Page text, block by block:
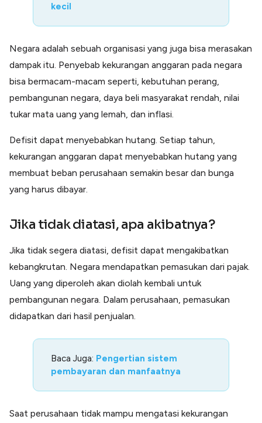
kecil
Negara adalah sebuah organisasi yang juga bisa merasakan
dampak itu. Penyebab kekurangan anggaran pada negara
bisa bermacam-macam seperti, kebutuhan perang,
pembangunan negara, daya beli masyarakat rendah, nilai
tukar mata uang yang lemah, dan inflasi.
Defisit dapat menyebabkan hutang. Setiap tahun,
kekurangan anggaran dapat menyebabkan hutang yang
membuat beban perusahaan semakin besar dan bunga
yang harus dibayar.
Jika tidak diatasi, apa akibatnya?
Jika tidak segera diatasi, defisit dapat mengakibatkan
kebangkrutan. Negara mendapatkan pemasukan dari pajak.
Uang yang diperoleh akan diolah kembali untuk
pembangunan negara. Dalam perusahaan, pemasukan
didapatkan dari hasil penjualan.
Baca Juga: Pengertian sistem
pembayaran dan manfaatnya
Saat perusahaan tidak mampu mengatasi kekurangan